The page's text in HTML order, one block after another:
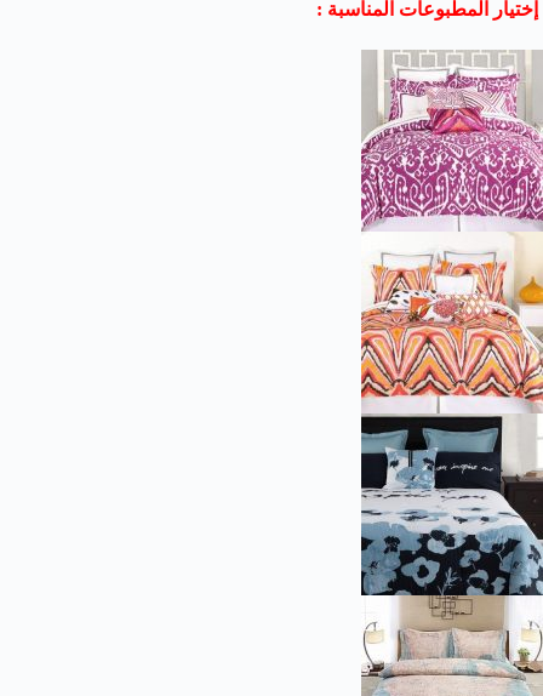
إختيار المطبوعات المناسبة :